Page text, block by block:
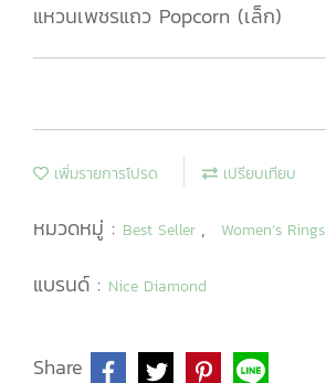
แหวนเพชรแถว Popcorn (เล็ก)
เพิ่มรายการโปรด เปรียบเทียบ
หมวดหมู่ : Best Seller , Women’s Rings
แบรนด์ : Nice Diamond
Share